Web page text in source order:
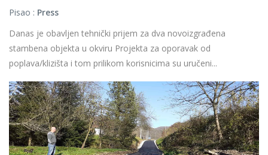
Pisao : Press
Danas je obavljen tehnički prijem za dva novoizgrađena
stambena objekta u okviru Projekta za oporavak od
poplava/klizišta i tom prilikom korisnicima su uručeni...
Više...